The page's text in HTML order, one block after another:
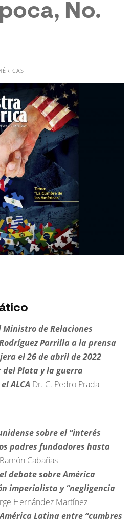
No.
de Relaciones
Parrilla a la prensa
el 26 de abril de 2022
Plata y la guerra
ALCA Dr. C. Pedro Prada
sobre el “interés
padres fundadores hasta
Cabañas
debate sobre América
imperialista y “negligencia
Hernández Martínez
Latina entre “cumbres